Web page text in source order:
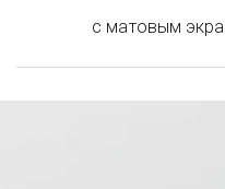
с матовым